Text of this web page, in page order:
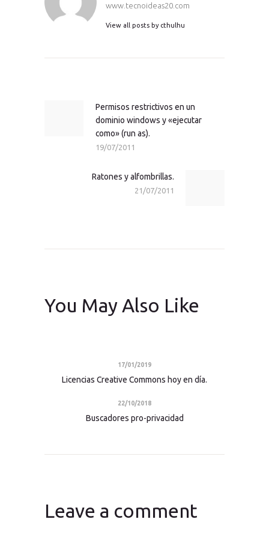
www.tecnoideas20.com
View all posts by cthulhu
entradasPrevious
post:
Permisos restrictivos en un
dominio windows y «ejecutar
como» (run as).
19/07/2011
Ratones y alfombrillas.
21/07/2011
You May Also Like
17/01/2019
Licencias Creative Commons hoy en día.
22/10/2018
Buscadores pro-privacidad
Leave a comment